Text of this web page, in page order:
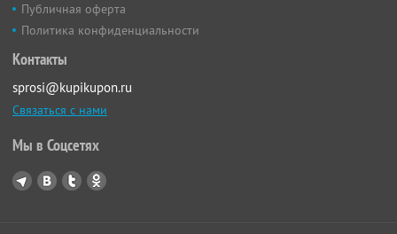
Публичная оферта
Политика конфиденциальности
Контакты
sprosi@kupikupon.ru
Связаться с нами
Мы в Соцсетях